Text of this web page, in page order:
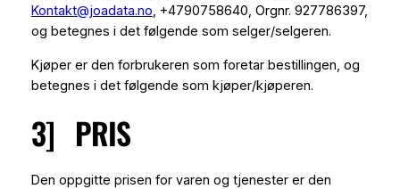
Kontakt@joadata.no, +4790758640, Orgnr. 927786397,
og betegnes i det følgende som selger/selgeren.
Kjøper er den forbrukeren som foretar bestillingen, og
betegnes i det følgende som kjøper/kjøperen.
3] PRIS
Den oppgitte prisen for varen og tjenester er den